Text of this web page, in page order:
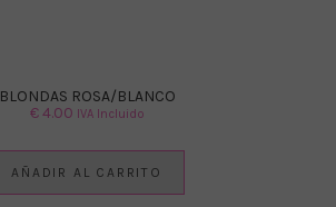
BLONDAS ROSA/BLANCO
€4.00 IVA Incluido
AÑADIR AL CARRITO